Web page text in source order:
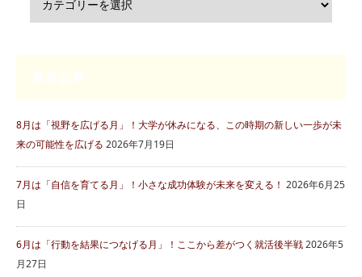
8月は「視野を広げる月」！大学が休みになる、この時期の新しい一歩が未
来の可能性を広げる 2026年7月19日
7月は「自信を育てる月」！小さな成功体験が未来を変える！ 2026年6月25
日
6月は「行動を結果につなげる月」！ここから差がつく就活後半戦2026年5
月27日